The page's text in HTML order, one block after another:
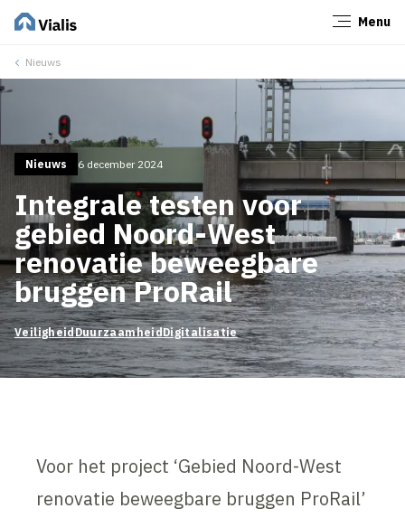
Menu
Nieuws
Nieuws 6 december 2024
Integrale testen voor
gebied Noord-West
renovatie beweegbare
bruggen ProRail
VeiligheidDuurzaamheidDigitalisatie
Voor het project ‘Gebied Noord-West
renovatie beweegbare bruggen ProRail’
Sluiten